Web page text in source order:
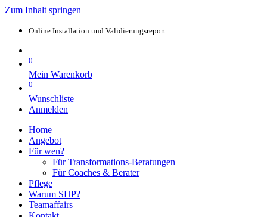
Zum Inhalt springen
Online Installation und Validierungsreport
0
Mein Warenkorb
0
Wunschliste
Anmelden
Home
Angebot
Für wen?
Für Transformations-Beratungen
Für Coaches & Berater
Pflege
Warum SHP?
Teamaffairs